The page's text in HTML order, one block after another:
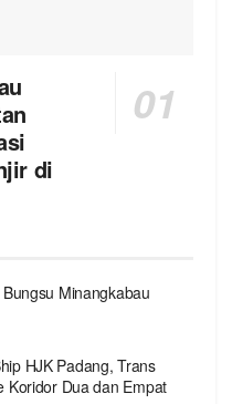
di
Minangkabau
HJK Padang, Trans
Koridor Dua dan Empat